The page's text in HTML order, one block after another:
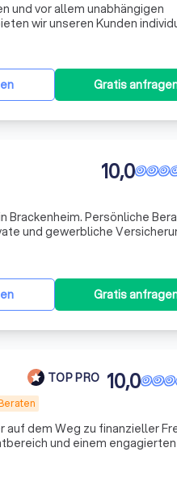
und vor allem unabhängigen
wir unseren Kunden
und Verständlichkeit setzen.
Gratis
10,0
Brackenheim. Persönliche
und gewerbliche
Gratis
TOP PRO 10,0
auf dem Weg zu finanzieller
und einem engagierten
auf Ihre individuellen